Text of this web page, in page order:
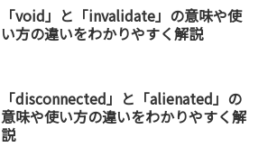
「void」と「invalidate」の意味や使
い方の違いをわかりやすく解説
「disconnected」と「alienated」の
意味や使い方の違いをわかりやすく解
説